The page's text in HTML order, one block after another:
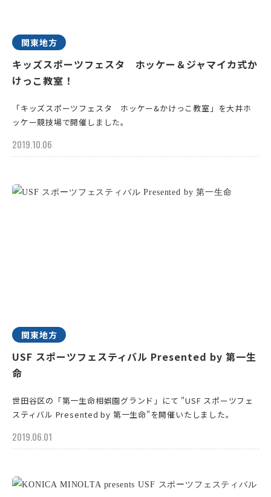
関東地方
キッズスポーツフェスタ ホッケー＆ジャマイカ式か
けっこ教室！
「キッズスポーツフェスタ ホッケー&かけっこ教室」を大井ホ
ッケー競技場で開催しました。
2019.10.06
関東地方
USF スポーツフェスティバル Presented by 第一生
命
世田谷区の「第一生命相娯園グランド」にて "USF スポーツフェ
スティバル Presented by 第一生命"を開催いたしました。
2019.06.01